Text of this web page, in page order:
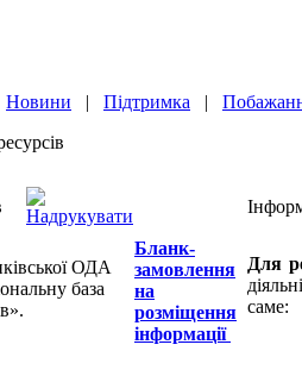
Новини | Підтримка |
ОДА
база
Бланк-
замовлення
на
розміщення
інформації
Для
саме: